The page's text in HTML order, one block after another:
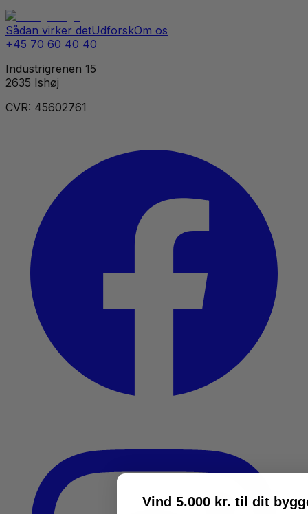
Sådan virker detUdforskOm os
+45 70 60 40 40
Industrigrenen 15
2635 Ishøj
CVR: 45602761
Vind 5.000 kr. til dit